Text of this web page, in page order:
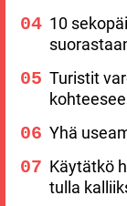
10
Turistit
Yhä
Käytätkö
tulla